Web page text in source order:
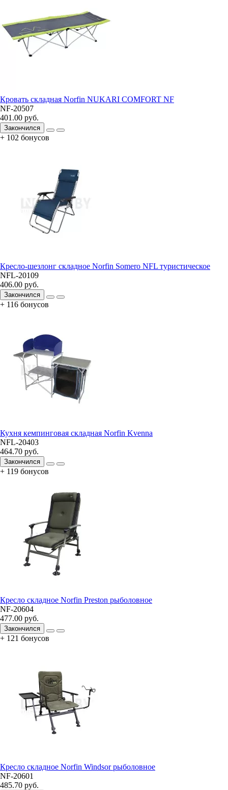
Кровать складная Norfin NUKARI COMFORT NF
NF-20507
401.00 руб.
Закончился
+ 102 бонусов
Кресло-шезлонг складное Norfin Somero NFL туристическое
NFL-20109
406.00 руб.
Закончился
+ 116 бонусов
Кухня кемпинговая складная Norfin Kvenna
NFL-20403
464.70 руб.
Закончился
+ 119 бонусов
Кресло складное Norfin Preston рыболовное
NF-20604
477.00 руб.
Закончился
+ 121 бонусов
Кресло складное Norfin Windsor рыболовное
NF-20601
485.70 руб.